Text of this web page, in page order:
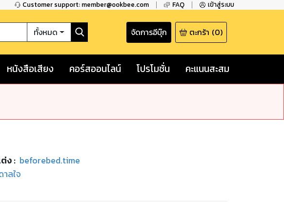
Customer support: member@ookbee.com FAQ เข้าสู่ระบบ
ทั้งหมด จัดการอีบุ๊ก ตะกร้า (0)
หนังสือเสียง คอร์สออนไลน์ โปรโมชั่น คะแนนสะสม
ง : beforebed.time
ลใจ